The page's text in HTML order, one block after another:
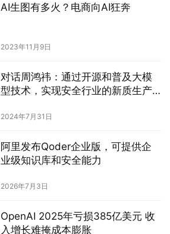
AI生图有多火？电商向AI狂奔
2023年11月9日
对话周鸿祎：通过开源和普及大模
型技术，实现安全行业的新质生产
2024年7月31日
阿里发布Qoder企业版，可提供企
业级知识库和安全能力
2026年7月3日
OpenAI 2025年亏损385亿美元 收
入增长难掩成本膨胀